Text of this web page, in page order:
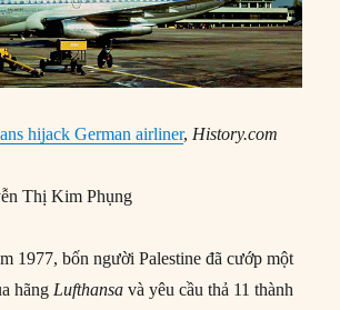
hijack German airliner,History.com
Thị Kim Phụng
1977, bốn người Palestine đã cướp một
hãngLufthansa và yêu cầu thả 11 thành